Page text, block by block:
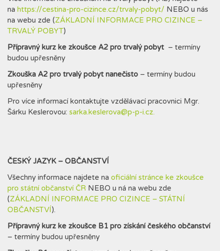
na https://cestina-pro-cizince.cz/trvaly-pobyt/ NEBO u nás
na webu zde (ZÁKLADNÍ INFORMACE PRO CIZINCE –
TRVALÝ POBYT)
Přípravný kurz ke zkoušce A2 pro trvalý pobyt – termíny
budou upřesněny
Zkouška A2 pro trvalý pobyt nanečisto – termíny budou
upřesněny
Pro více informací kontaktujte vzdělávací pracovnici Mgr.
Šárku Keslerovou: sarka.keslerova@p-p-i.cz.
ČESKÝ JAZYK – OBČANSTVÍ
Všechny informace najdete na oficiální stránce ke zkoušce
pro státní občanství ČR NEBO u ná na webu zde
(ZÁKLADNÍ INFORMACE PRO CIZINCE – STÁTNÍ
OBČANSTVÍ).
Přípravný kurz ke zkoušce B1 pro získání českého občanství
– termíny budou upřesněny